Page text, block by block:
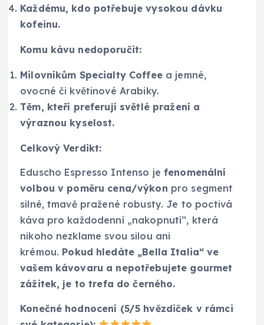
Každému, kdo potřebuje vysokou dávku
kofeinu.
Komu kávu nedoporučit:
Milovníkům Specialty Coffeea jemné,
ovocné či květinové Arabiky.
Těm, kteří preferují světlé pražení a
výraznou kyselost.
Celkový Verdikt:
Eduscho Espresso Intenso jefenomenální
volbou v poměru cena/výkon pro segment
silné, tmavě pražené robusty. Je to poctivá
káva pro každodenní „nakopnutí“, která
nikoho nezklame svou silou ani
krémou. Pokud hledáte „Bella Italia“ ve
vašem kávovaru a nepotřebujete gourmet
zážitek, je to trefa do černého.
Konečné hodnocení (5/5 hvězdiček v rámci